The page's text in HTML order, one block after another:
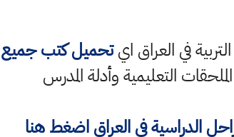
التربية في العراق ايتحميل كتب جميع
التعليمية وأدلة المدرس
الدراسية في العراق اضغط هنا